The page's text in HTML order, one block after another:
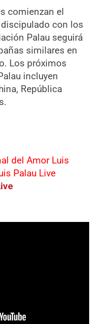
comienzan el
con los
Palau seguirá
similares en
Los próximos
incluyen
República
del Amor Luis
Palau Live